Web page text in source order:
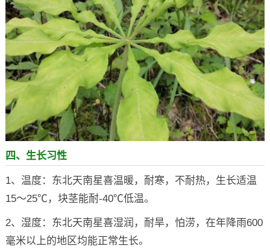
四、生长习性
1、温度：东北天南星喜温暖，耐寒，不耐热，生长适温
15～25℃，块茎能耐-40℃低温。
2、湿度：东北天南星喜湿润，耐旱，怕涝，在年降雨600
毫米以上的地区均能正常生长。